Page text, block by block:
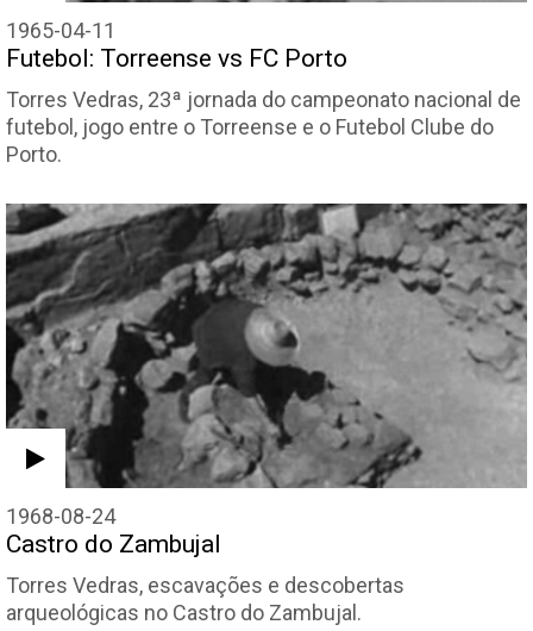
1965-04-11
Futebol: Torreense vs FC Porto
Torres Vedras, 23ª jornada do campeonato nacional de
futebol, jogo entre o Torreense e o Futebol Clube do
Porto.
1968-08-24
Castro do Zambujal
Torres Vedras, escavações e descobertas
arqueológicas no Castro do Zambujal.